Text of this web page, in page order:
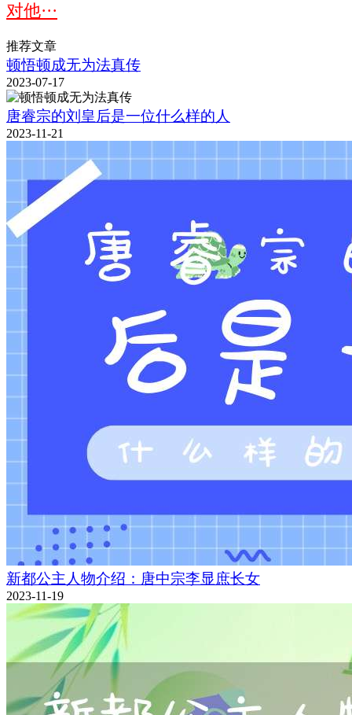
对他···
推荐文章
顿悟顿成无为法真传
2023-07-17
唐睿宗的刘皇后是一位什么样的人
2023-11-21
新都公主人物介绍：唐中宗李显庶长女
2023-11-19